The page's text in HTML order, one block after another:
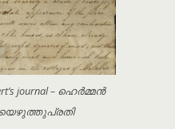
journal – ഹെർമ്മൻ